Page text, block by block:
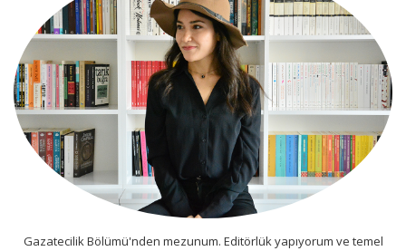
Gazatecilik Bölümü'nden mezunum. Editörlük yapıyorum ve temel